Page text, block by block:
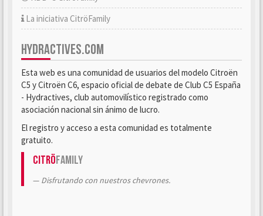
La iniciativa CitröFamily
HYDRACTIVES.COM
Esta web es una comunidad de usuarios del modelo Citroën
C5 y Citroën C6, espacio oficial de debate de Club C5 España
- Hydractives, club automovilístico registrado como
asociación nacional sin ánimo de lucro.
El registro y acceso a esta comunidad es totalmente
gratuito.
CitröFamily
Disfrutando con nuestros chevrones.